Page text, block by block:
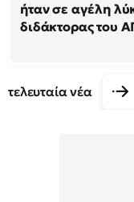
ήταν σε αγέλη
διδάκτορας του
τελευταία νέα